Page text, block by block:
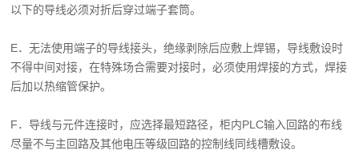
以下的导线必须对折后穿过端子套筒。
E．无法使用端子的导线接头，绝缘剥除后应敷上焊锡，导线敷设时
不得中间对接，在特殊场合需要对接时，必须使用焊接的方式，焊接
后加以热缩管保护。
F．导线与元件连接时，应选择最短路径，柜内PLC输入回路的布线
尽量不与主回路及其他电压等级回路的控制线同线槽敷设。